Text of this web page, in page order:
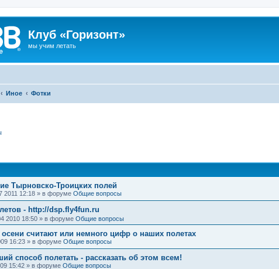
Клуб «Горизонт»
мы учим летать
Иное Фотки
Тырновско-Троицких полей
2011 12:18 » в форуме Общие вопросы
- http://dsp.fly4fun.ru
2010 18:50 » в форуме Общие вопросы
считают или немного цифр о наших полетах
16:23 » в форуме Общие вопросы
способ полетать - рассказать об этом всем!
15:42 » в форуме Общие вопросы